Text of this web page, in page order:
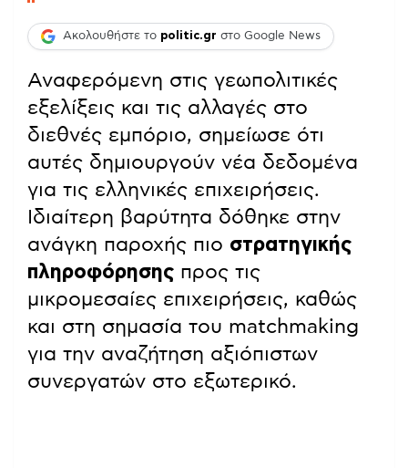
Ακολουθήστε το politic.gr στο Google News
Αναφερόμενη στις γεωπολιτικές
εξελίξεις και τις αλλαγές στο
διεθνές εμπόριο, σημείωσε ότι
αυτές δημιουργούν νέα δεδομένα
για τις ελληνικές επιχειρήσεις.
Ιδιαίτερη βαρύτητα δόθηκε στην
ανάγκη παροχής πιο στρατηγικής
πληροφόρησης προς τις
μικρομεσαίες επιχειρήσεις, καθώς
και στη σημασία του matchmaking
για την αναζήτηση αξιόπιστων
συνεργατών στο εξωτερικό.